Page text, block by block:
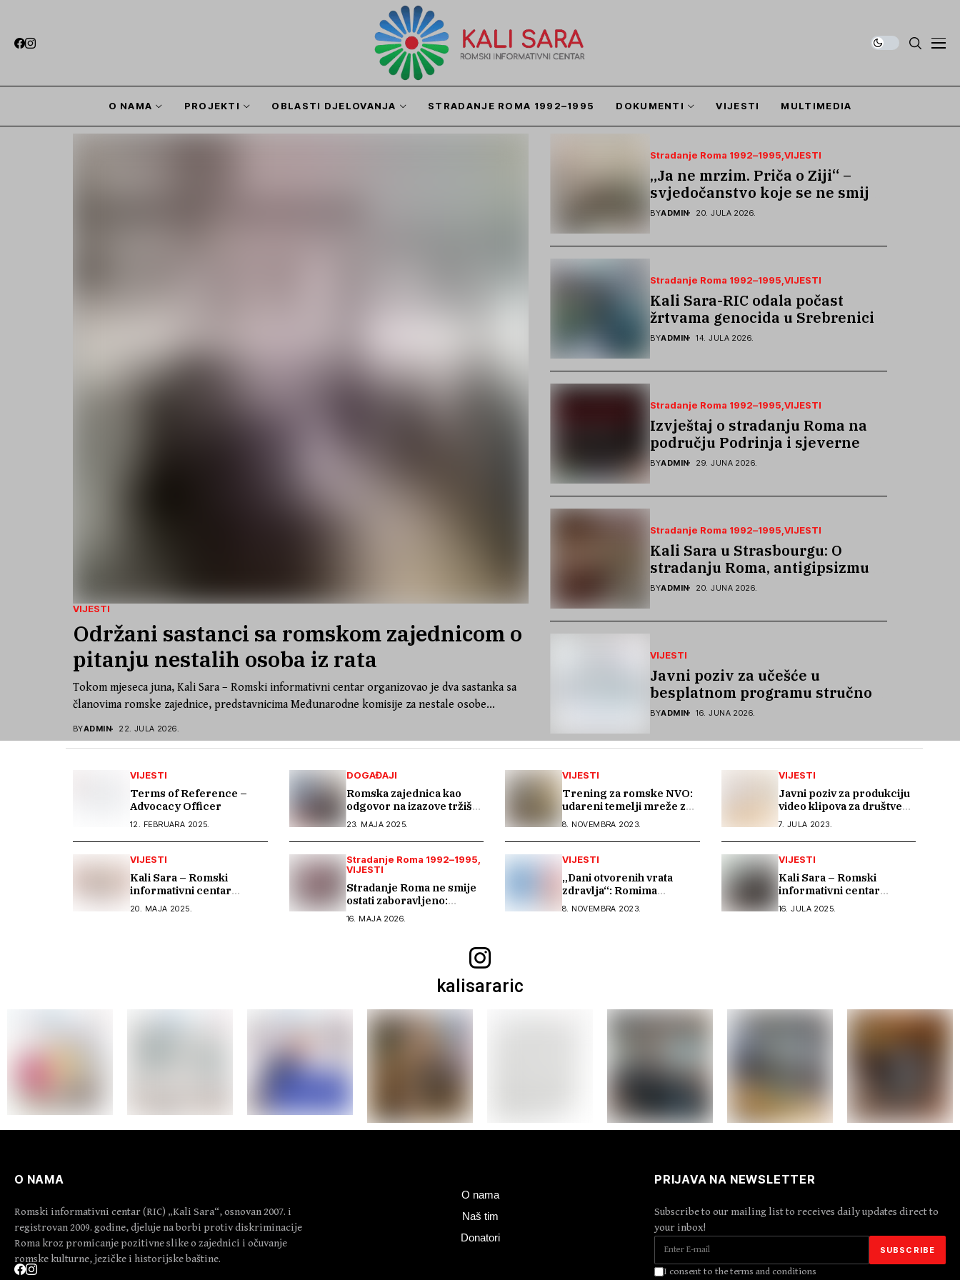
O NAMA PROJEKTI OBLASTI DJELOVANJA STRADANJE ROMA 1992–1995 DOKUMENTI VIJESTI MULTIMEDIA
VIJESTI
Održani sastanci sa romskom zajednicom o
pitanju nestalih osoba iz rata
Tokom mjeseca juna, Kali Sara – Romski informativni centar organizovao je dva sastanka sa
članovima romske zajednice, predstavnicima Međunarodne komisije za nestale osobe...
BYADMIN 22. JULA 2026.
Stradanje Roma 1992–1995 VIJESTI
„Ja ne mrzim. Priča o Ziji“ –
svjedočanstvo koje se ne smije
zaboraviti
BYADMIN 20. JULA 2026.
Stradanje Roma 1992–1995 VIJESTI
Kali Sara-RIC odala počast
žrtvama genocida u Srebrenici i
podsjetila na stradanje Roma iz
BYADMIN 14. JULA 2026.
Stradanje Roma 1992–1995 VIJESTI
Izvještaj o stradanju Roma na
području Podrinja i sjeverne
Bosne 1992–1995. godine
BYADMIN 29. JUNA 2026.
Stradanje Roma 1992–1995 VIJESTI
Kali Sara u Strasbourgu: O
stradanju Roma, antigipsizmu i
borbi protiv govora mržnje
BYADMIN 20. JUNA 2026.
VIJESTI
Javni poziv za učešće u
besplatnom programu stručnog
osposobljavanja i podrške pri
BYADMIN 16. JUNA 2026.
VIJESTI
Terms of Reference –
Advocacy Officer
12. FEBRUARA 2025.
DOGAĐAJI
Romska zajednica kao
odgovor na izazove tržišta
rada: predstavljen
regionalni projekat
„Beyond Barriers“
23. MAJA 2025.
VIJESTI
Trening za romske NVO:
udareni temelji mreže za
borbu protiv trgovine
ljudima
8. NOVEMBRA 2023.
VIJESTI
Javni poziv za produkciju
video klipova za društvene
mreže
7. JULA 2023.
VIJESTI
Kali Sara – Romski
informativni centar
organizuje predstavljanje
regionalnog projekta
20. MAJA 2025.
Stradanje Roma 1992–1995
VIJESTI
Stradanje Roma ne smije
ostati zaboravljeno:
zajednički život u miru i
tranzicijska pravda
16. MAJA 2026.
VIJESTI
„Dani otvorenih vrata
zdravlja“: Romima
potrebna bolja primarna i
sekundarna zdravstvena
8. NOVEMBRA 2023.
VIJESTI
Kali Sara – Romski
informativni centar
nastavlja istraživanje
arhivske građe o Romima
16. JULA 2025.
kalisararic
O NAMA
Romski informativni centar (RIC) „Kali Sara“, osnovan 2007. i
registrovan 2009. godine, djeluje na borbi protiv diskriminacije
Roma kroz promicanje pozitivne slike o zajednici i očuvanje
romske kulturne, jezičke i historijske baštine.
O nama
Naš tim
Donatori
PRIJAVA NA NEWSLETTER
Subscribe to our mailing list to receives daily updates direct to
your inbox!
I consent to the terms and conditions